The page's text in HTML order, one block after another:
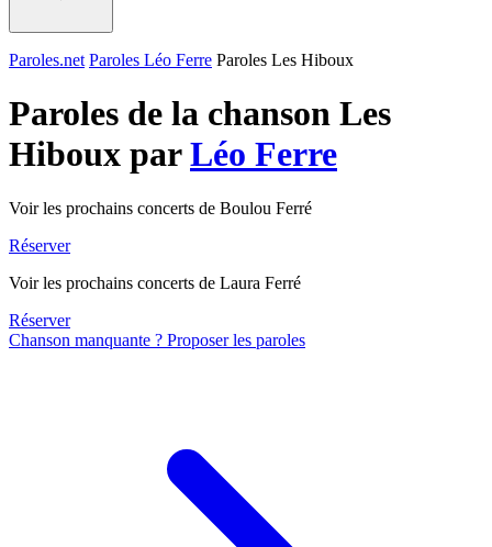
Paroles.net Paroles Léo Ferre Paroles Les Hiboux
Paroles de la chanson Les
Hiboux parLéo Ferre
Voir les prochains concerts de Boulou Ferré
Réserver
Voir les prochains concerts de Laura Ferré
Réserver
Chanson manquante ? Proposer les paroles